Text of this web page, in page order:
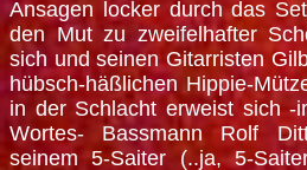
Ansagen locker durch das
den Mut zu zweifelhafter
sich und seinen Gitarristen
hübsch-häßlichen Hippie-
in der Schlacht erweist sich -
Wortes- Bassmann Rolf
seinem 5-Saiter (..ja, 5-